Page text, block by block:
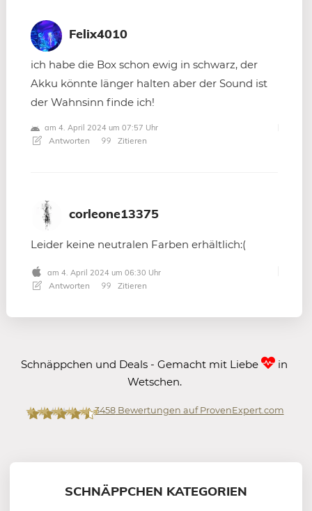
Felix4010
ich habe die Box schon ewig in schwarz, der
Akku könnte länger halten aber der Sound ist
der Wahnsinn finde ich!
am 4. April 2024 um 07:57 Uhr
Antworten Zitieren
corleone13375
Leider keine neutralen Farben erhältlich:(
am 4. April 2024 um 06:30 Uhr
Antworten Zitieren
Schnäppchen und Deals - Gemacht mit Liebe
in
Wetschen.
3458Bewertungen auf ProvenExpert.com
SCHNÄPPCHEN KATEGORIEN